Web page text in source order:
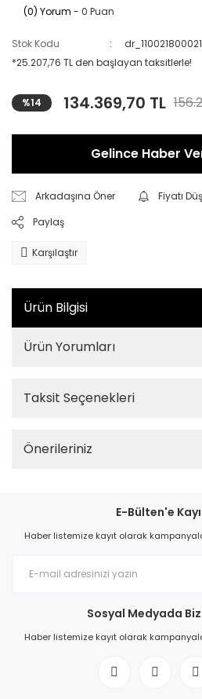
(0) Yorum - 0 Puan
Stok Kodu
dr_110021800021
*25.207,76 TL den başlayan taksitlerle!
%14 134.369,70 TL
Gelince Haber
Arkadaşına Öner
Fiyatı
Paylaş
Karşılaştır
Ürün Bilgisi
Ürün Yorumları
Taksit Seçenekleri
Önerileriniz
E-Bülten'e
Haber listemize kayıt olarak
Sosyal Medyada
Haber listemize kayıt olarak